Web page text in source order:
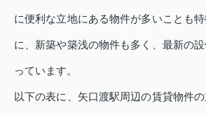
に便利な立地にある物件が多いことも
に、新築や築浅の物件も多く、最新の
っています。
以下の表に、矢口渡駅周辺の賃貸物件